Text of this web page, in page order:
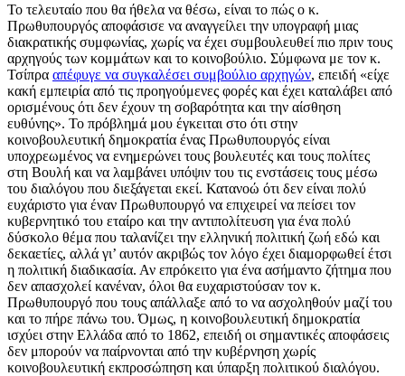
Το τελευταίο που θα ήθελα να θέσω, είναι το πώς ο κ.
Πρωθυπουργός αποφάσισε να αναγγείλει την υπογραφή μιας
διακρατικής συμφωνίας, χωρίς να έχει συμβουλευθεί πιο πριν τους
αρχηγούς των κομμάτων και το κοινοβούλιο. Σύμφωνα με τον κ.
Τσίπρα απέφυγε να συγκαλέσει συμβούλιο αρχηγών, επειδή «είχε
κακή εμπειρία από τις προηγούμενες φορές και έχει καταλάβει από
ορισμένους ότι δεν έχουν τη σοβαρότητα και την αίσθηση
ευθύνης». Το πρόβλημά μου έγκειται στο ότι στην
κοινοβουλευτική δημοκρατία ένας Πρωθυπουργός είναι
υποχρεωμένος να ενημερώνει τους βουλευτές και τους πολίτες
στη Βουλή και να λαμβάνει υπόψιν του τις ενστάσεις τους μέσω
του διαλόγου που διεξάγεται εκεί. Κατανοώ ότι δεν είναι πολύ
ευχάριστο για έναν Πρωθυπουργό να επιχειρεί να πείσει τον
κυβερνητικό του εταίρο και την αντιπολίτευση για ένα πολύ
δύσκολο θέμα που ταλανίζει την ελληνική πολιτική ζωή εδώ και
δεκαετίες, αλλά γι’ αυτόν ακριβώς τον λόγο έχει διαμορφωθεί έτσι
η πολιτική διαδικασία. Αν επρόκειτο για ένα ασήμαντο ζήτημα που
δεν απασχολεί κανέναν, όλοι θα ευχαριστούσαν τον κ.
Πρωθυπουργό που τους απάλλαξε από το να ασχοληθούν μαζί του
και το πήρε πάνω του. Όμως, η κοινοβουλευτική δημοκρατία
ισχύει στην Ελλάδα από το 1862, επειδή οι σημαντικές αποφάσεις
δεν μπορούν να παίρνονται από την κυβέρνηση χωρίς
κοινοβουλευτική εκπροσώπηση και ύπαρξη πολιτικού διαλόγου.